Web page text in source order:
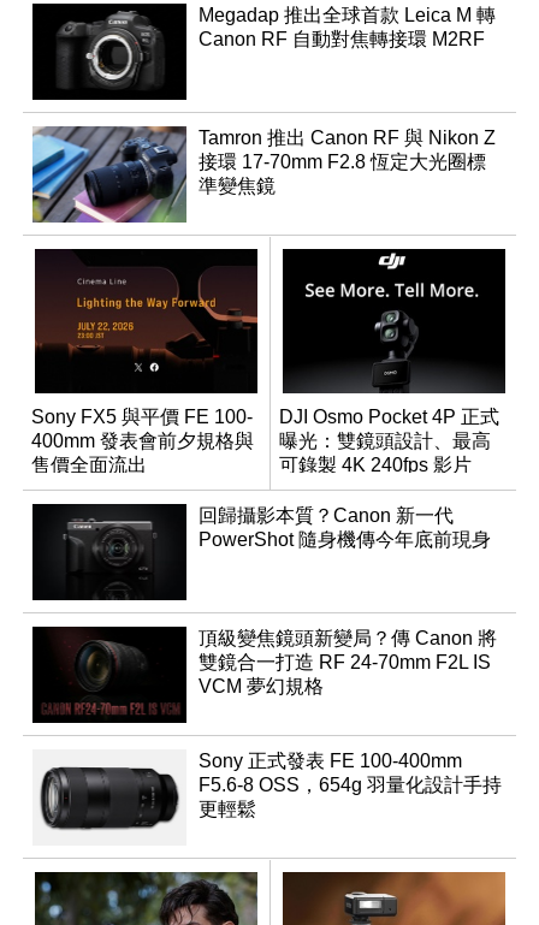
Megadap 推出全球首款 Leica M 轉
Canon RF 自動對焦轉接環 M2RF
Tamron 推出 Canon RF 與 Nikon Z
接環 17-70mm F2.8 恆定大光圈標
準變焦鏡
Sony FX5 與平價 FE 100-
400mm 發表會前夕規格與
售價全面流出
DJI Osmo Pocket 4P 正式
曝光：雙鏡頭設計、最高
可錄製 4K 240fps 影片
回歸攝影本質？Canon 新一代
PowerShot 隨身機傳今年底前現身
頂級變焦鏡頭新變局？傳 Canon 將
雙鏡合一打造 RF 24-70mm F2L IS
VCM 夢幻規格
Sony 正式發表 FE 100-400mm
F5.6-8 OSS，654g 羽量化設計手持
更輕鬆